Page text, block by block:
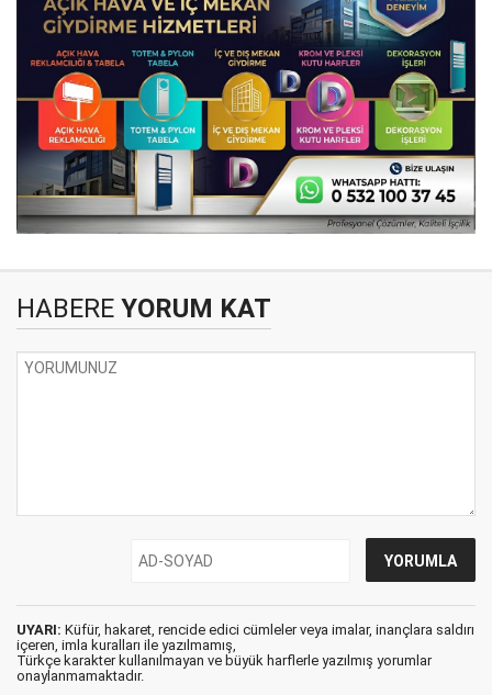
HABERE YORUM KAT
UYARI: Küfür, hakaret, rencide edici cümleler veya imalar, inançlara saldırı
içeren, imla kuralları ile yazılmamış,
Türkçe karakter kullanılmayan ve büyük harflerle yazılmış yorumlar
onaylanmamaktadır.